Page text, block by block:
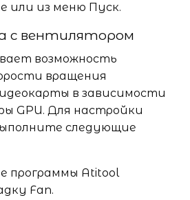
или из меню Пуск.
с вентилятором
возможность
вращения
в зависимости
GPU. Для настройки
следующие
программы Atitool
Fan.